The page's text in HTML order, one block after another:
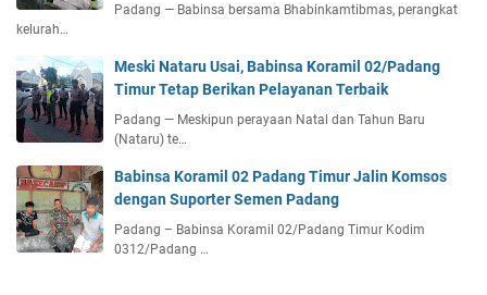
Padang — Babinsa bersama Bhabinkamtibmas, perangkat
kelurah…
Meski Nataru Usai, Babinsa Koramil 02/Padang
Timur Tetap Berikan Pelayanan Terbaik
Padang — Meskipun perayaan Natal dan Tahun Baru
(Nataru) te…
Babinsa Koramil 02 Padang Timur Jalin Komsos
dengan Suporter Semen Padang
Padang – Babinsa Koramil 02/Padang Timur Kodim
0312/Padang …